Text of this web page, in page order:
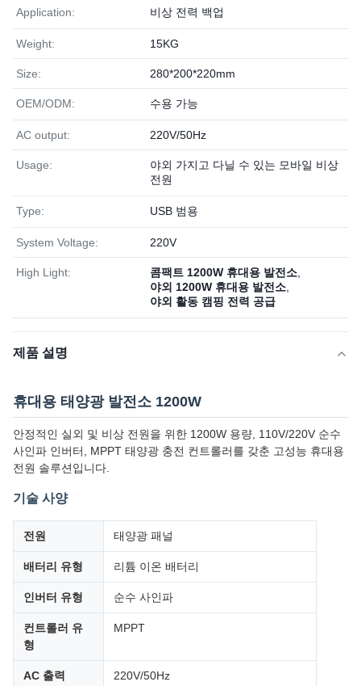
Application: 비상 전력 백업
Weight: 15KG
Size: 280*200*220mm
OEM/ODM: 수용 가능
AC output: 220V/50Hz
Usage:
야외 가지고 다닐 수 있는 모바일 비상
전원
Type: USB 범용
System Voltage: 220V
High Light: 콤팩트 1200W 휴대용 발전소
야외 1200W 휴대용 발전소
야외 활동 캠핑 전력 공급
제품 설명
휴대용 태양광 발전소 1200W
안정적인 실외 및 비상 전원을 위한 1200W 용량, 110V/220V 순수
사인파 인버터, MPPT 태양광 충전 컨트롤러를 갖춘 고성능 휴대용
전원 솔루션입니다.
기술 사양
전원 태양광 패널
배터리 유형 리튬 이온 배터리
인버터 유형 순수 사인파
컨트롤러 유
형
MPPT
AC 출력 220V/50Hz